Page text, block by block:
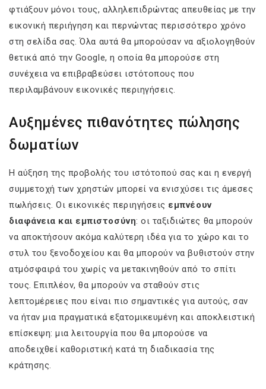
φτιάξουν μόνοι τους, αλληλεπιδρώντας απευθείας με την
εικονική περιήγηση και περνώντας περισσότερο χρόνο
στη σελίδα σας. Όλα αυτά θα μπορούσαν να αξιολογηθούν
θετικά από την Google, η οποία θα μπορούσε στη
συνέχεια να επιβραβεύσει ιστότοπους που
περιλαμβάνουν εικονικές περιηγήσεις.
Αυξημένες πιθανότητες πώλησης
δωματίων
Η αύξηση της προβολής του ιστότοπού σας και η ενεργή
συμμετοχή των χρηστών μπορεί να ενισχύσει τις άμεσες
πωλήσεις. Οι εικονικές περιηγήσεις εμπνέουν
διαφάνεια και εμπιστοσύνη: οι ταξιδιώτες θα μπορούν
να αποκτήσουν ακόμα καλύτερη ιδέα για το χώρο και το
στυλ του ξενοδοχείου και θα μπορούν να βυθιστούν στην
ατμόσφαιρά του χωρίς να μετακινηθούν από το σπίτι
τους. Επιπλέον, θα μπορούν να σταθούν στις
λεπτομέρειες που είναι πιο σημαντικές για αυτούς, σαν
να ήταν μια πραγματικά εξατομικευμένη και αποκλειστική
επίσκεψη: μια λειτουργία που θα μπορούσε να
αποδειχθεί καθοριστική κατά τη διαδικασία της
κράτησης.